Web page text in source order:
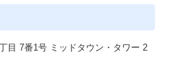
目 7番1号 ミッドタウン・タワー 2